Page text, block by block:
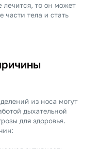
то он может
части тела и стать
из носа могут
дыхательной
для здоровья.